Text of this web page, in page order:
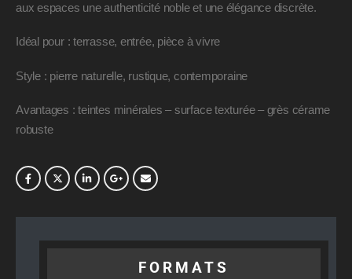
aux espaces une authenticité noble et une élégance discrète.
Idéal pour : terrasse, entrée, pièce à vivre
Style : pierre naturelle, rustique, contemporaine
Avantages : teintes minérales – surface texturée – grès cérame
robuste
FORMATS